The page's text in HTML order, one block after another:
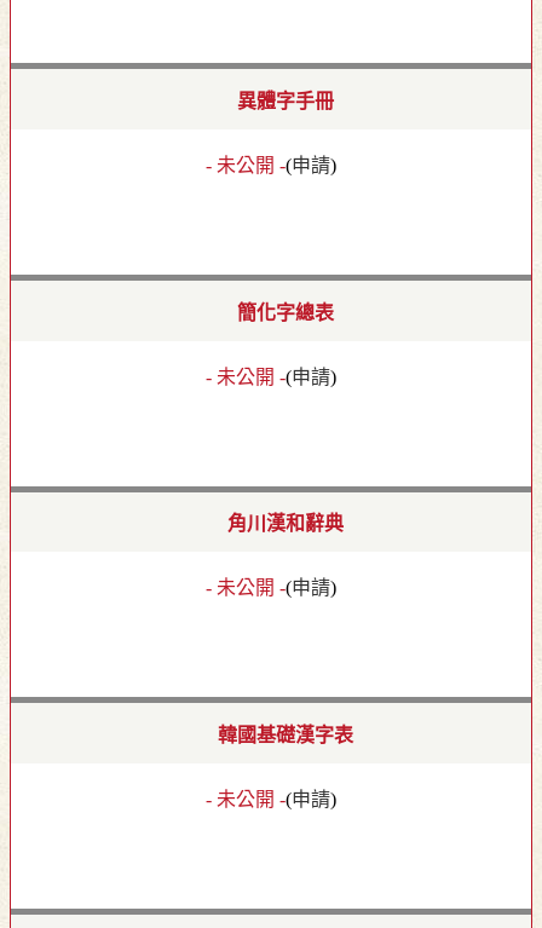
異體字手冊
- 未公開 -(申請)
簡化字總表
- 未公開 -(申請)
角川漢和辭典
- 未公開 -(申請)
韓國基礎漢字表
- 未公開 -(申請)